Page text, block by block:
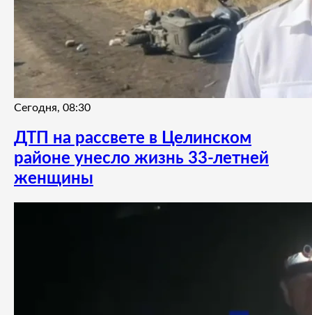
Сегодня, 08:30
ДТП на рассвете в Целинском
районе унесло жизнь 33-летней
женщины